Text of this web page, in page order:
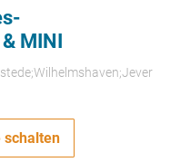
MINI
schalten